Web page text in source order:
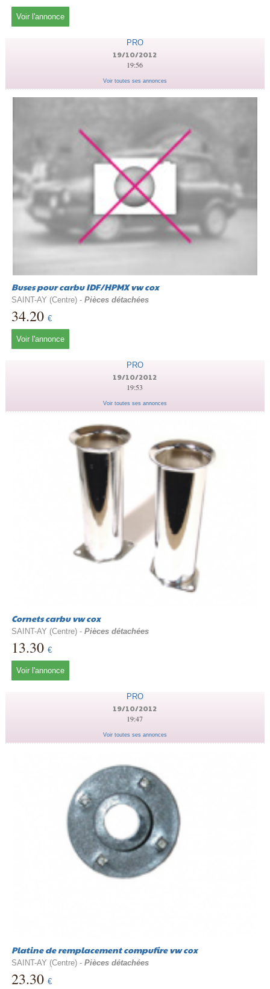
Voir l'annonce
PRO
19/10/2012
19:56
Voir toutes ses annonces
Buses pour carbu IDF/HPMX vw cox
SAINT-AY (Centre) - Pièces détachées
34.20 €
Voir l'annonce
PRO
19/10/2012
19:53
Voir toutes ses annonces
Cornets carbu vw cox
SAINT-AY (Centre) - Pièces détachées
13.30 €
Voir l'annonce
PRO
19/10/2012
19:47
Voir toutes ses annonces
Platine de remplacement compufire vw cox
SAINT-AY (Centre) - Pièces détachées
23.30 €